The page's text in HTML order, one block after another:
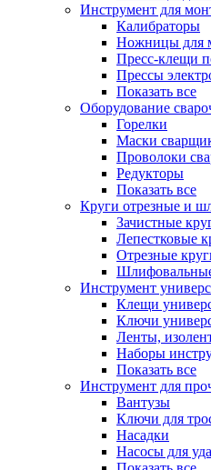
Инструмент для
Калибраторы
Ножницы для
Пресс-клещи
Прессы
Показать все
Оборудование
Горелки
Маски
Проволоки
Редукторы
Показать все
Круги отрезные и
Зачистные
Лепестковые
Отрезные
Инструмент
Клещи
Ключи
Ленты,
Наборы
Показать все
Инструмент для
Вантузы
Ключи для
Насадки
Насосы для